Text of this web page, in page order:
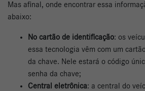
Mas afinal, onde encontrar essa
abaixo:
No cartão de identificação: os
essa tecnologia vêm com um
da chave. Nele estará o código
senha da chave;
Central eletrônica: a central do